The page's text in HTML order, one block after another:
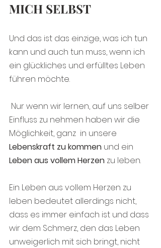
MICH SELBST
Und das ist das einzige, was ich tun
kann und auch tun muss, wenn ich
ein glückliches und erfülltes Leben
führen möchte.
Einfluss zu nehmen haben wir die
Möglichkeit, ganz  in unsere
Lebenskraft zu kommen und ein
Leben aus vollem Herzen zu leben.
Ein Leben aus vollem Herzen zu
leben bedeutet allerdings nicht,
dass es immer einfach ist und dass
wir dem Schmerz, den das Leben
unweigerlich mit sich bringt, nicht